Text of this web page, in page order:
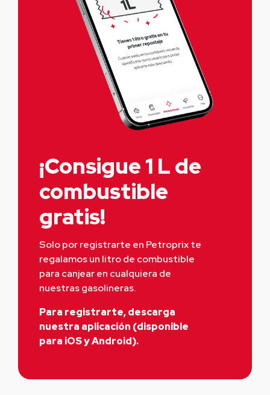
¡Consigue 1 L de
combustible
gratis!
Solo por registrarte en Petroprix te
regalamos un litro de combustible
para canjear en cualquiera de
nuestras gasolineras.
Para registrarte, descarga
nuestra aplicación (disponible
para iOS y Android).